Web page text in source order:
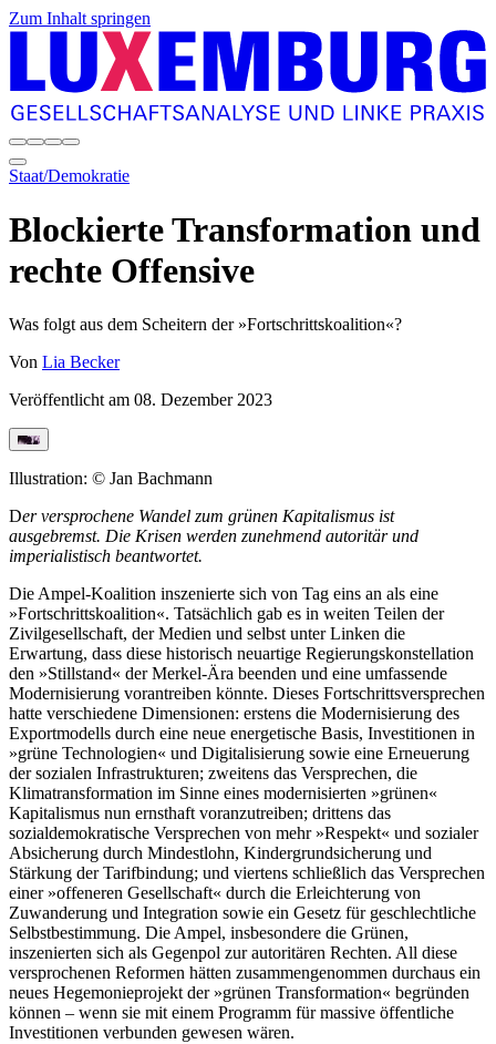
Zum Inhalt springen
Staat/Demokratie
Blockierte Transformation und
rechte Offensive
Was folgt aus dem Scheitern der »Fortschrittskoalition«?
Von Lia Becker
Veröffentlicht am 08. Dezember 2023
Illustration: © Jan Bachmann
Der versprochene Wandel zum grünen Kapitalismus ist
ausgebremst. Die Krisen werden zunehmend autoritär und
imperialistisch beantwortet.
Die Ampel-Koalition inszenierte sich von Tag eins an als eine
»Fortschrittskoalition«. Tatsächlich gab es in weiten Teilen der
Zivilgesellschaft, der Medien und selbst unter Linken die
Erwartung, dass diese historisch neuartige Regierungskonstellation
den »Stillstand« der Merkel-Ära beenden und eine umfassende
Modernisierung vorantreiben könnte. Dieses Fortschrittsversprechen
hatte verschiedene Dimensionen: erstens die Modernisierung des
Exportmodells durch eine neue energetische Basis, Investitionen in
»grüne Technologien« und Digitalisierung sowie eine Erneuerung
der sozialen Infrastrukturen; zweitens das Versprechen, die
Klimatransformation im Sinne eines modernisierten »grünen«
Kapitalismus nun ernsthaft voranzutreiben; drittens das
sozialdemokratische Versprechen von mehr »Respekt« und sozialer
Absicherung durch Mindestlohn, Kindergrundsicherung und
Stärkung der Tarifbindung; und viertens schließlich das Versprechen
einer »offeneren Gesellschaft« durch die Erleichterung von
Zuwanderung und Integration sowie ein Gesetz für geschlechtliche
Selbstbestimmung. Die Ampel, insbesondere die Grünen,
inszenierten sich als Gegenpol zur autoritären Rechten. All diese
versprochenen Reformen hätten zusammengenommen durchaus ein
neues Hegemonieprojekt der »grünen Transformation« begründen
können – wenn sie mit einem Programm für massive öffentliche
Investitionen verbunden gewesen wären.